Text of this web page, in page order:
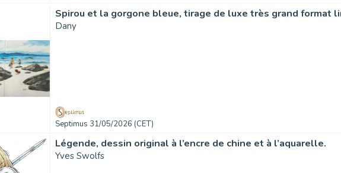
Dany
Septimus 31/05/2026 (CET)
Légende, dessin original à l’encre de chine et à l’aquarelle.
Yves Swolfs